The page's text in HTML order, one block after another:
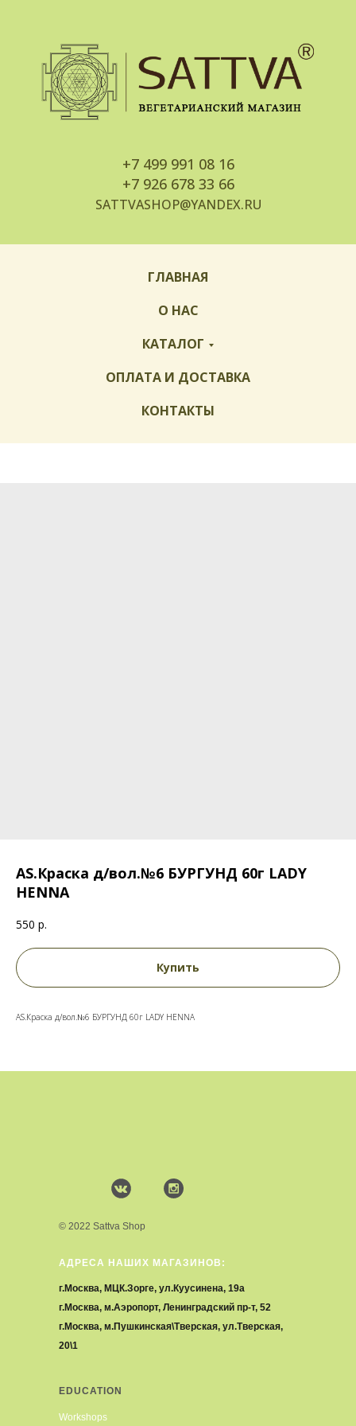
+7 499 991 08 16
+7 926 678 33 66
SATTVASHOP@YANDEX.RU
ГЛАВНАЯ
О НАС
КАТАЛОГ
ОПЛАТА И ДОСТАВКА
КОНТАКТЫ
AS.Краска д/вол.№6 БУРГУНД 60г LADY
HENNA
550 р.
Купить
AS.Краска д/вол.№6 БУРГУНД 60г LADY HENNA
АДРЕСА НАШИХ МАГАЗИНОВ:
г.Москва, МЦК.Зорге, ул.Куусинена, 19а
г.Москва, м.Аэропорт, Ленинградский пр-т, 52
г.Москва, м.Пушкинская\Тверская, ул.Тверская,
20\1
EDUCATION
Workshops
© 2022 Sattva Shop